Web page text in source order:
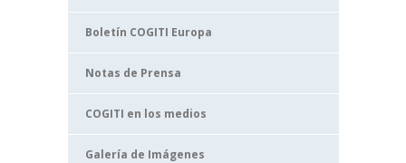
Boletín COGITI Europa
Notas de Prensa
COGITI en los medios
Galería de Imágenes